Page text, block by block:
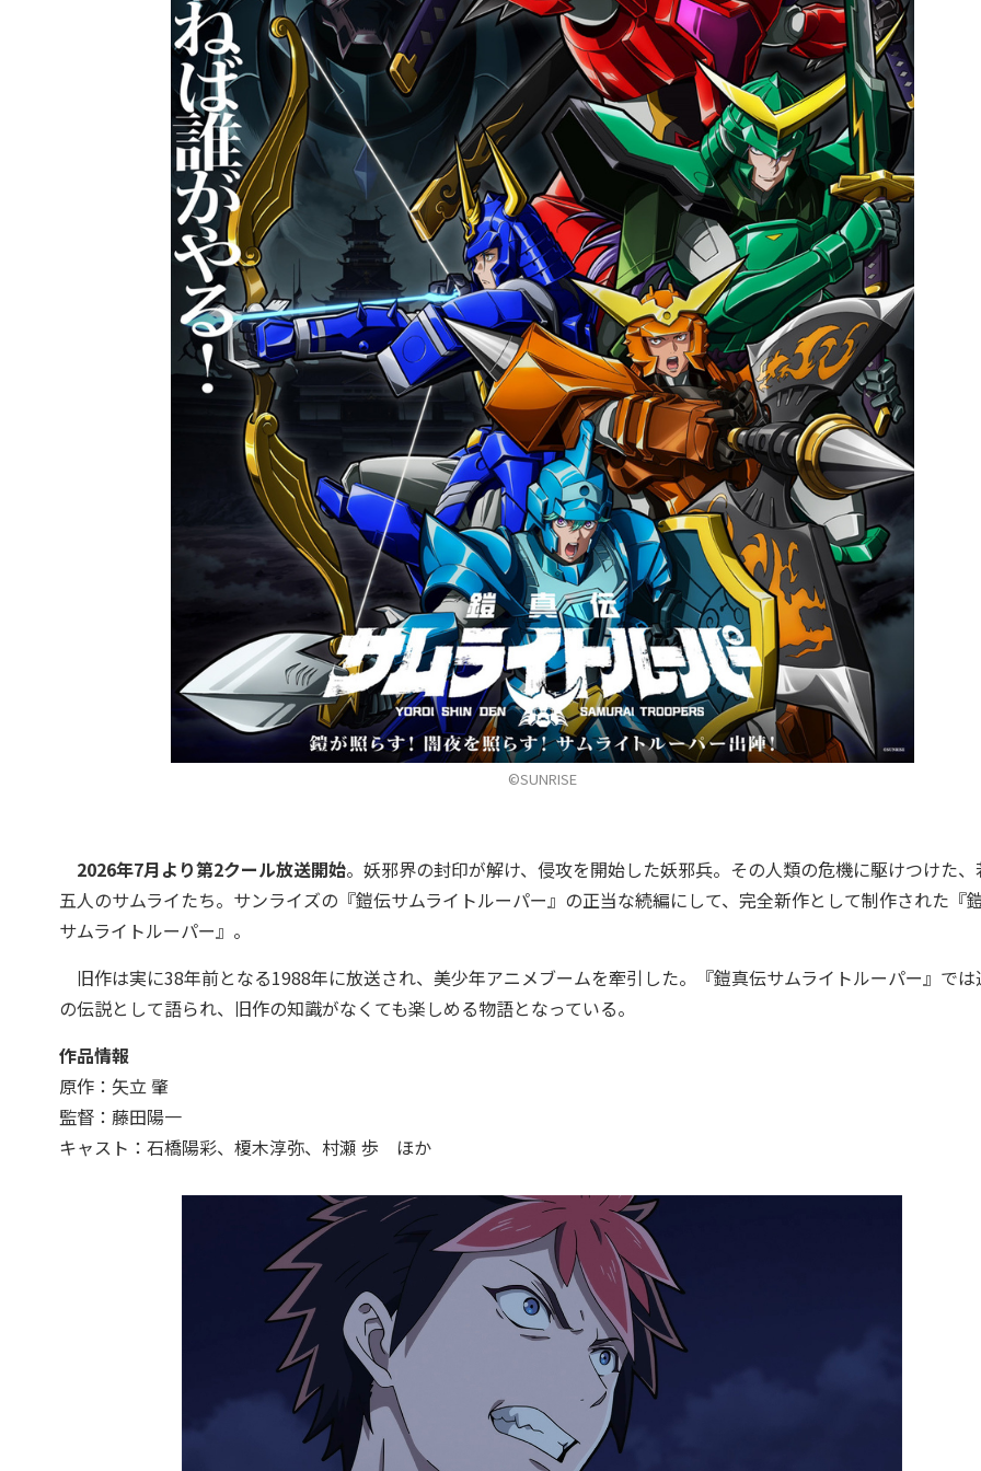
©SUNRISE
2026年7月より第2クール放送開始。妖邪界の封印が解け、侵攻を開始した妖邪兵。その人類の危機に駆けつけた、
五人のサムライたち。サンライズの『鎧伝サムライトルーパー』の正当な続編にして、完全新作として制作された『
サムライトルーパー』。
旧作は実に38年前となる1988年に放送され、美少年アニメブームを牽引した。『鎧真伝サムライトルーパー』では
の伝説として語られ、旧作の知識がなくても楽しめる物語となっている。
作品情報
原作：矢立 肇
監督：藤田陽一
キャスト：石橋陽彩、榎木淳弥、村瀬 歩 ほか